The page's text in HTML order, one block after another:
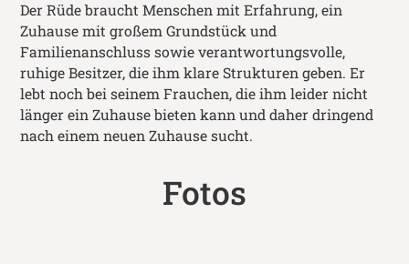
Der Rüde braucht Menschen mit Erfahrung, ein
Zuhause mit großem Grundstück und
Familienanschluss sowie verantwortungsvolle,
ruhige Besitzer, die ihm klare Strukturen geben. Er
lebt noch bei seinem Frauchen, die ihm leider nicht
länger ein Zuhause bieten kann und daher dringend
nach einem neuen Zuhause sucht.
Fotos